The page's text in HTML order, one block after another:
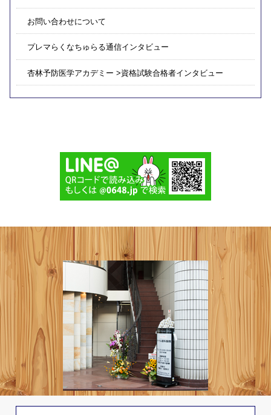
お問い合わせについて
プレマらくなちゅらる通信インタビュー
杏林予防医学アカデミー >資格試験合格者インタビュー